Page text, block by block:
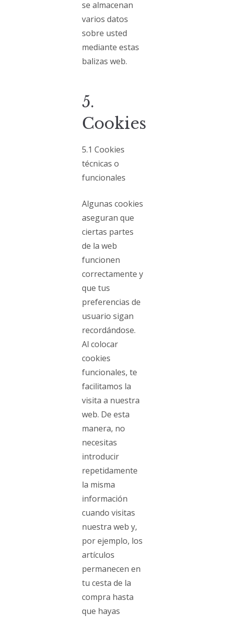
se almacenan
varios datos
sobre usted
mediante estas
balizas web.
5.
Cookies
5.1 Cookies
técnicas o
funcionales
Algunas cookies
aseguran que
ciertas partes
de la web
funcionen
correctamente y
que tus
preferencias de
usuario sigan
recordándose.
Al colocar
cookies
funcionales, te
facilitamos la
visita a nuestra
web. De esta
manera, no
necesitas
introducir
repetidamente
la misma
información
cuando visitas
nuestra web y,
por ejemplo, los
artículos
permanecen en
tu cesta de la
compra hasta
que hayas